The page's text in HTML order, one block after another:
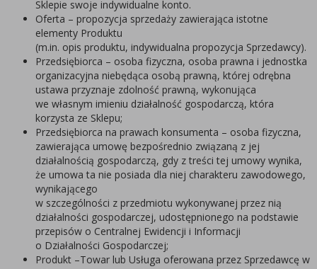
Sklepie swoje indywidualne konto.
Oferta – propozycja sprzedaży zawierająca istotne
elementy Produktu
(m.in. opis produktu, indywidualna propozycja Sprzedawcy).
Przedsiębiorca – osoba fizyczna, osoba prawna i jednostka
organizacyjna niebędąca osobą prawną, której odrębna
ustawa przyznaje zdolność prawną, wykonująca
we własnym imieniu działalność gospodarczą, która
korzysta ze Sklepu;
Przedsiębiorca na prawach konsumenta – osoba fizyczna,
zawierająca umowę bezpośrednio związaną z jej
działalnością gospodarczą, gdy z treści tej umowy wynika,
że umowa ta nie posiada dla niej charakteru zawodowego,
wynikającego
w szczególności z przedmiotu wykonywanej przez nią
działalności gospodarczej, udostępnionego na podstawie
przepisów o Centralnej Ewidencji i Informacji
o Działalności Gospodarczej;
Produkt –Towar lub Usługa oferowana przez Sprzedawcę w